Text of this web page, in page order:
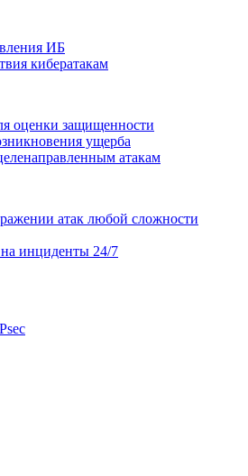
ИБ
кибератакам
оценки защищенности
ущерба
атакам
атак любой сложности
инциденты 24/7